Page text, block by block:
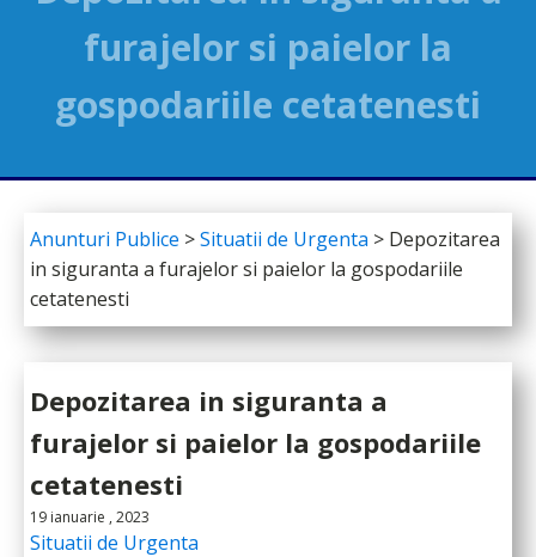
furajelor si paielor la
gospodariile cetatenesti
Anunturi Publice >Situatii de Urgenta > Depozitarea
in siguranta a furajelor si paielor la gospodariile
cetatenesti
Depozitarea in siguranta a
furajelor si paielor la gospodariile
cetatenesti
19 ianuarie , 2023
Situatii de Urgenta